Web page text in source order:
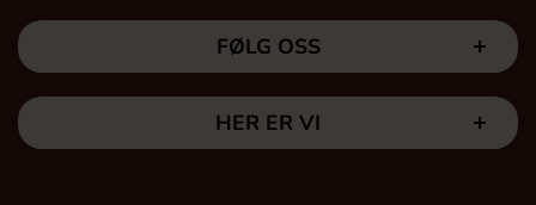
FØLG OSS
HER ER VI